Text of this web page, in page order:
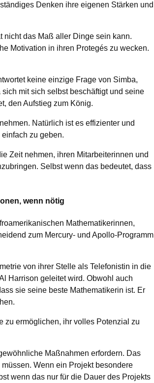
Denken ihre eigenen Stärken und
nicht das Maß aller Dinge sein kann.
Motivation in ihren Protegés zu wecken.
keine einzige Frage von Simba,
mit sich selbst beschäftigt und seine
den Aufstieg zum König.
Natürlich ist es effizienter und
zu geben.
Zeit nehmen, ihren Mitarbeiterinnen und
Selbst wenn das bedeutet, dass
wenn nötig
Mathematikerinnen,
zum Mercury- und Apollo-Programm
von ihrer Stelle als Telefonistin in die
Harrison geleitet wird. Obwohl auch
sie seine beste Mathematikerin ist. Er
zu ermöglichen, ihr volles Potenzial zu
Maßnahmen erfordern. Das
Wenn ein Projekt besondere
wenn das nur für die Dauer des Projekts